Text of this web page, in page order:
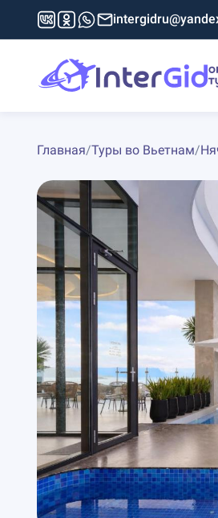
Главная/Туры во Вьетнам/